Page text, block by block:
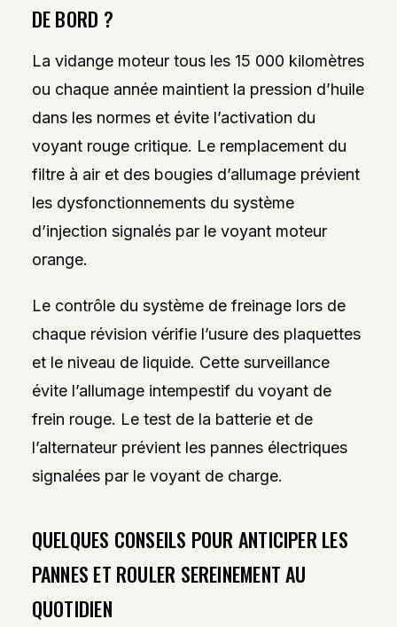
DE BORD ?
La vidange moteur tous les 15 000 kilomètres
ou chaque année maintient la pression d’huile
dans les normes et évite l’activation du
voyant rouge critique. Le remplacement du
filtre à air et des bougies d’allumage prévient
les dysfonctionnements du système
d’injection signalés par le voyant moteur
orange.
Le contrôle du système de freinage lors de
chaque révision vérifie l’usure des plaquettes
et le niveau de liquide. Cette surveillance
évite l’allumage intempestif du voyant de
frein rouge. Le test de la batterie et de
l’alternateur prévient les pannes électriques
signalées par le voyant de charge.
QUELQUES CONSEILS POUR ANTICIPER LES
PANNES ET ROULER SEREINEMENT AU
QUOTIDIEN